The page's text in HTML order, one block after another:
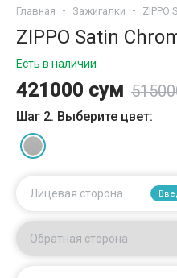
Главная Зажигалки ZIPPO
ZIPPO Satin
Есть в наличии
421000 сум
Шаг 2. Выберите цвет:
Лицевая сторона
Обратная сторона